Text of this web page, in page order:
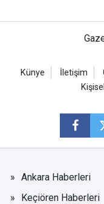
Künye İletişim
Ankara Haberleri
Keçiören Haberleri